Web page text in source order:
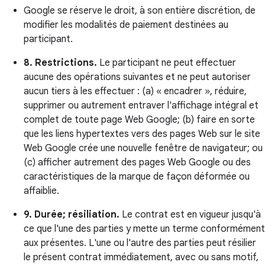
Google se réserve le droit, à son entière discrétion, de
modifier les modalités de paiement destinées au
participant.
8. Restrictions. Le participant ne peut effectuer
aucune des opérations suivantes et ne peut autoriser
aucun tiers à les effectuer : (a) « encadrer », réduire,
supprimer ou autrement entraver l'affichage intégral et
complet de toute page Web Google; (b) faire en sorte
que les liens hypertextes vers des pages Web sur le site
Web Google crée une nouvelle fenêtre de navigateur; ou
(c) afficher autrement des pages Web Google ou des
caractéristiques de la marque de façon déformée ou
affaiblie.
9. Durée; résiliation. Le contrat est en vigueur jusqu'à
ce que l'une des parties y mette un terme conformément
aux présentes. L'une ou l'autre des parties peut résilier
le présent contrat immédiatement, avec ou sans motif,